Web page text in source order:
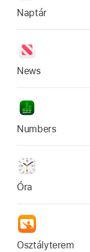
Naptár
News
Numbers
Óra
Osztályterem